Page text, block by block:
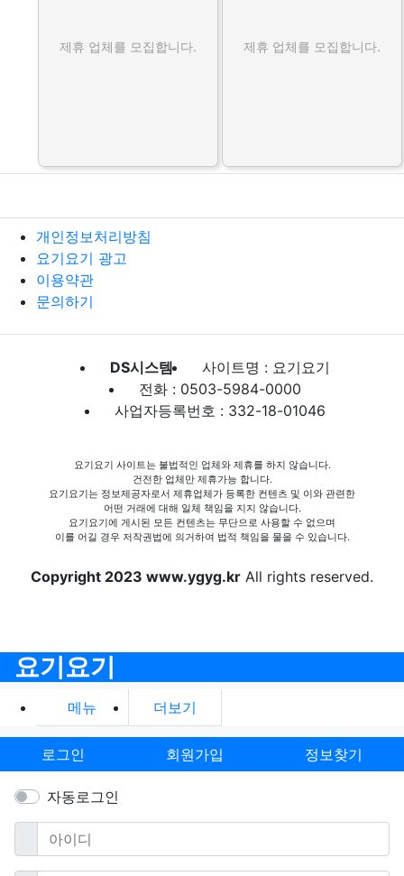
제휴 업체를 모집합니다. 제휴 업체를 모집합니다.
개인정보처리방침
요기요기 광고
이용약관
문의하기
DS시스템
사이트명 : 요기요기
전화 : 0503-5984-0000
사업자등록번호 : 332-18-01046
요기요기 사이트는 불법적인 업체와 제휴를 하지 않습니다.
건전한 업체만 제휴가능 합니다.
요기요기는 정보제공자로서 제휴업체가 등록한 컨텐츠 및 이와 관련한
어떤 거래에 대해 일체 책임을 지지 않습니다.
요기요기에 게시된 모든 컨텐츠는 무단으로 사용할 수 없으며
이를 어길 경우 저작권법에 의거하여 법적 책임을 물을 수 있습니다.
Copyright 2023 www.ygyg.kr All rights reserved.
요기요기
메뉴 더보기
로그인 회원가입 정보찾기
자동로그인
아이디필수